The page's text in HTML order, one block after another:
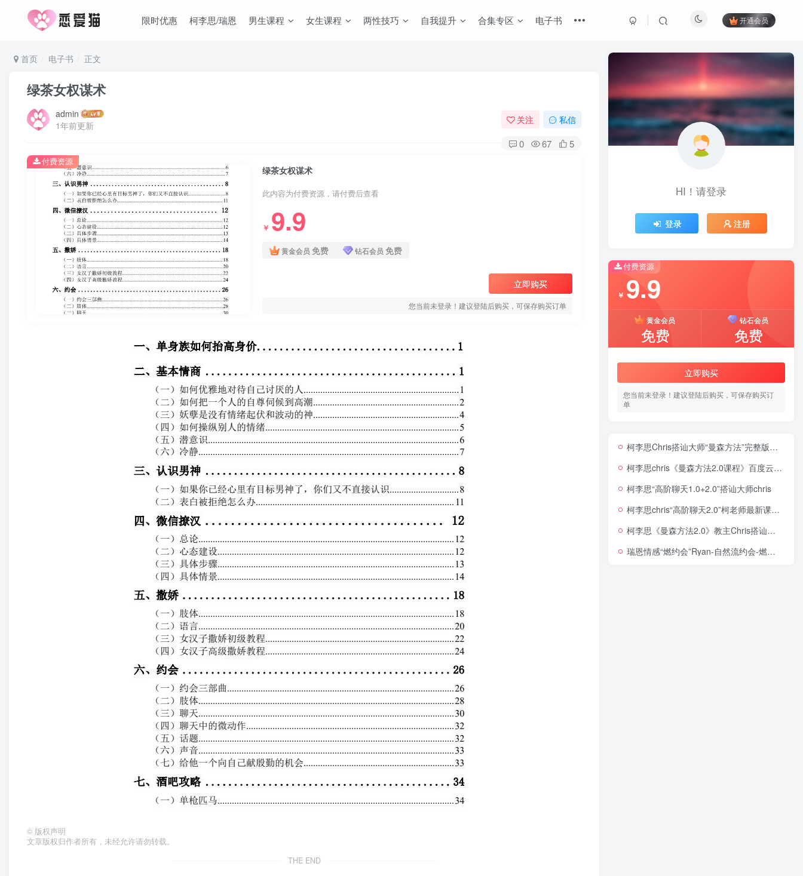
限时优惠 柯李思/瑞恩 男生课程 女生课程 两性技巧 自我提升 合集专区 电子书 开通会员
首页 电子书 正文
绿茶女权谋术
admin
1年前更新
关注 私信
0 67 5
绿茶女权谋术
此内容为付费资源，请付费后查看
￥ 9.9
黄金会员 免费 钻石会员 免费
立即购买
您当前未登录！建议登陆后购买，可保存购买订单
付费资源
© 版权声明
文章版权归作者所有，未经允许请勿转载。
THE END
HI！请登录
登录 注册
付费资源
￥ 9.9
黄金会员
免费
钻石会员
免费
立即购买
您当前未登录！建议登陆后购买，可保存购买订
单
柯李思Chris搭讪大师“曼森方法”完整版下载
柯李思chris《曼森方法2.0课程》百度云免费下载
柯李思“高阶聊天1.0+2.0”搭讪大师chris
柯李思chris“高阶聊天2.0”柯老师最新课程同步更新中
柯李思《曼森方法2.0》教主Chris搭讪大师TV下载
瑞恩情感“燃约会”Ryan-自然流约会-燃約會-自然之道